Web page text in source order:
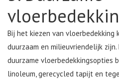
Bij het kiezen van vloerbedekking
duurzaam en milieuvriendelijk
duurzame vloerbedekkingsopties
linoleum, gerecycled tapijt en